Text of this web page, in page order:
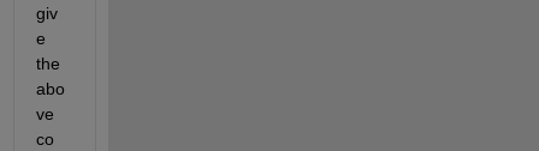
giv
e
the
abo
ve
co